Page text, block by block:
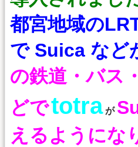
都宮地域の
で Suica など
の鉄道・バス
どでtotraが
えるようにな